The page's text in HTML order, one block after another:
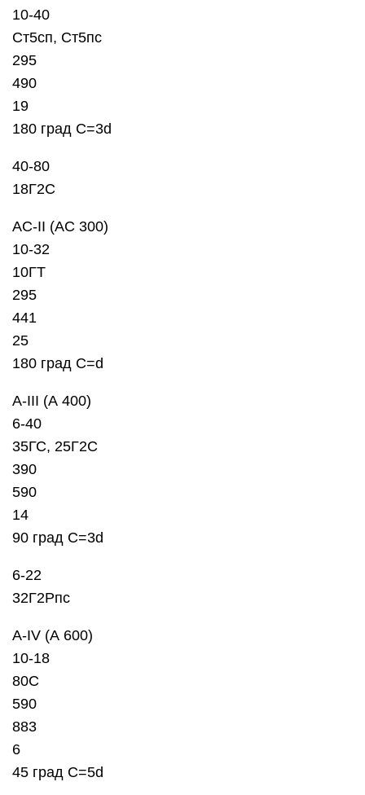
10-40
Ст5сп, Ст5пс
295
490
19
180 град C=3d
40-80
18Г2С
АС-II (АС 300)
10-32
10ГТ
295
441
25
180 град C=d
А-III (А 400)
6-40
35ГС, 25Г2С
390
590
14
90 град C=3d
6-22
32Г2Рпс
А-IV (А 600)
10-18
80С
590
883
6
45 град C=5d